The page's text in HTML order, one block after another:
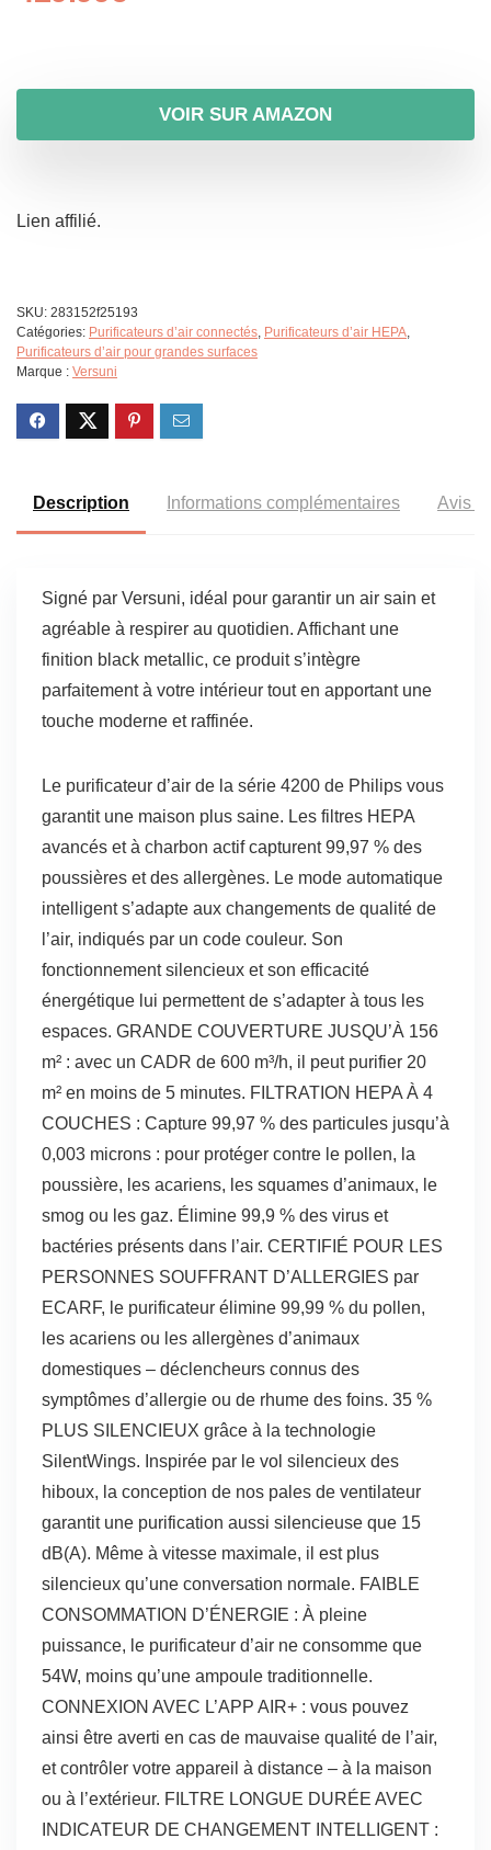
VOIR SUR AMAZON
Lien affilié.
SKU: 283152f25193
Catégories: Purificateurs d’air connectés Purificateurs d’air HEPA
Purificateurs d’air pour grandes surfaces
Marque : Versuni
Description Informations complémentaires Avis
Signé par Versuni, idéal pour garantir un air sain et
agréable à respirer au quotidien. Affichant une
finition black metallic, ce produit s’intègre
parfaitement à votre intérieur tout en apportant une
touche moderne et raffinée.
Le purificateur d’air de la série 4200 de Philips vous
garantit une maison plus saine. Les filtres HEPA
avancés et à charbon actif capturent 99,97 % des
poussières et des allergènes. Le mode automatique
intelligent s’adapte aux changements de qualité de
l’air, indiqués par un code couleur. Son
fonctionnement silencieux et son efficacité
énergétique lui permettent de s’adapter à tous les
espaces. GRANDE COUVERTURE JUSQU’À 156
m² : avec un CADR de 600 m³/h, il peut purifier 20
m² en moins de 5 minutes. FILTRATION HEPA À 4
COUCHES : Capture 99,97 % des particules jusqu’à
0,003 microns : pour protéger contre le pollen, la
poussière, les acariens, les squames d’animaux, le
smog ou les gaz. Élimine 99,9 % des virus et
bactéries présents dans l’air. CERTIFIÉ POUR LES
PERSONNES SOUFFRANT D’ALLERGIES par
ECARF, le purificateur élimine 99,99 % du pollen,
les acariens ou les allergènes d’animaux
domestiques – déclencheurs connus des
symptômes d’allergie ou de rhume des foins. 35 %
PLUS SILENCIEUX grâce à la technologie
SilentWings. Inspirée par le vol silencieux des
hiboux, la conception de nos pales de ventilateur
garantit une purification aussi silencieuse que 15
dB(A). Même à vitesse maximale, il est plus
silencieux qu’une conversation normale. FAIBLE
CONSOMMATION D’ÉNERGIE : À pleine
puissance, le purificateur d’air ne consomme que
54W, moins qu’une ampoule traditionnelle.
CONNEXION AVEC L’APP AIR+ : vous pouvez
ainsi être averti en cas de mauvaise qualité de l’air,
et contrôler votre appareil à distance – à la maison
ou à l’extérieur. FILTRE LONGUE DURÉE AVEC
INDICATEUR DE CHANGEMENT INTELLIGENT :